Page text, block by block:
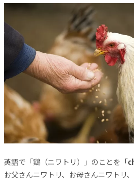
英語で「鶏（ニワトリ）」のことを「
お父さんニワトリ、お母さんニワトリ